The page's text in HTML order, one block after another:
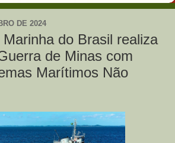
DE 2024
do Brasil realiza
de Minas com
Marítimos Não